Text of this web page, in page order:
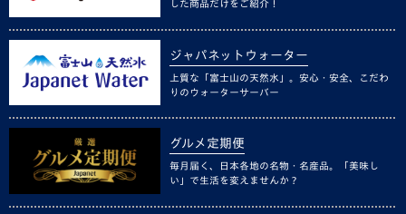
した商品だけをご紹介！
ジャパネットウォーター
上質な「富士山の天然水」。安心・安全、こだわ
りのウォーターサーバー
グルメ定期便
毎月届く、日本各地の名物・名産品。「美味し
い」で生活を変えませんか？